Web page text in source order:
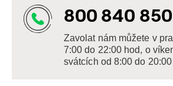
800 840 850
Zavolat nám můžete v
7:00 do 22:00 hod, o
svátcích od 8:00 do 20:00